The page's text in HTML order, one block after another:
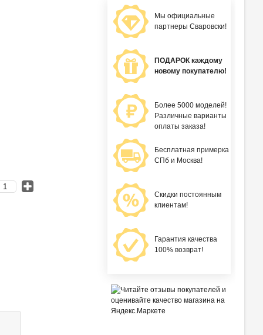
Мы официальные
партнеры Сваровски!
ПОДАРОК каждому
новому покупателю!
Более 5000 моделей!
Различные варианты
оплаты заказа!
Бесплатная примерка
СПб и Москва!
Скидки постоянным
клиентам!
Гарантия качества
100% возврат!